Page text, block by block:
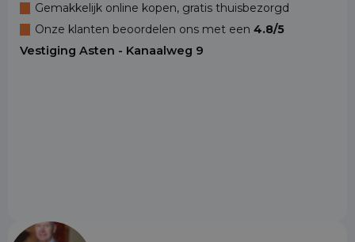
Gemakkelijk online kopen, gratis thuisbezorgd
Onze klanten beoordelen ons met een 4.8/5
Vestiging Asten - Kanaalweg 9